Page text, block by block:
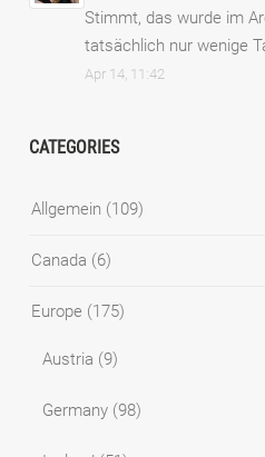
Stimmt, das wurde im
tatsächlich nur wenige
Apr 14, 11:42
CATEGORIES
Allgemein (109)
Canada (6)
Europe (175)
Austria (9)
Germany (98)